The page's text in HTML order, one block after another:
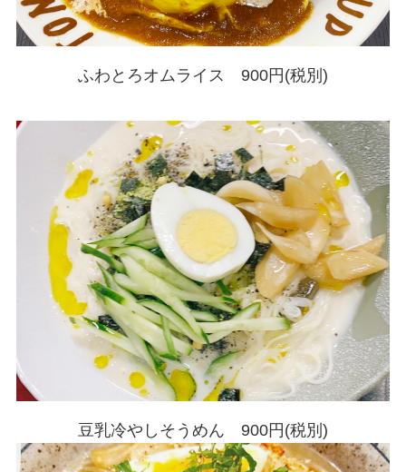
ふわとろオムライス 900円(税別)
豆乳冷やしそうめん 900円(税別)